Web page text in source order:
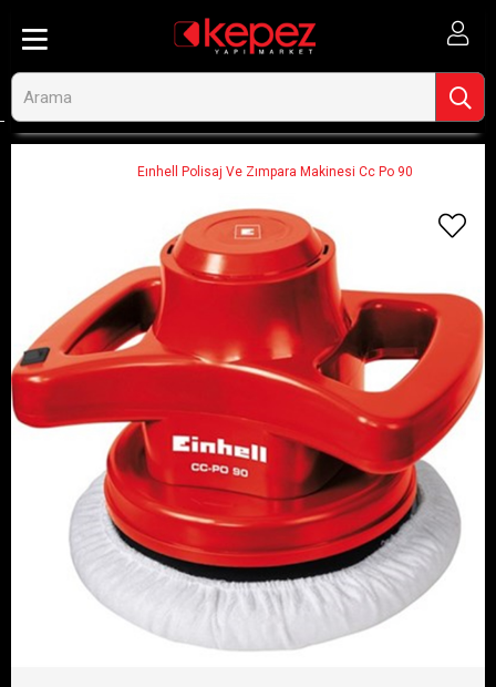
Eınhell Polisaj Ve Zımpara Makinesi Cc Po 90